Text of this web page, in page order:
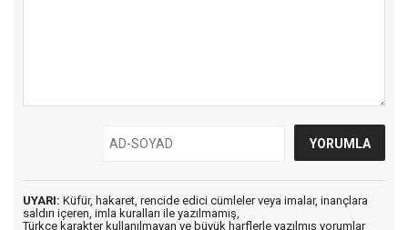
UYARI: Küfür, hakaret, rencide edici cümleler veya imalar, inançlara
saldırı içeren, imla kuralları ile yazılmamış,
Türkçe karakter kullanılmayan ve büyük harflerle yazılmış yorumlar